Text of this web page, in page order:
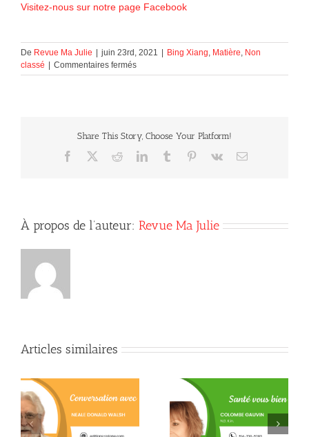
Visitez-nous sur notre page Facebook
De Revue Ma Julie | juin 23rd, 2021 | Bing Xiang, Matière, Non
classé | Commentaires ferméssur
LA
Share This Story, Choose Your Platform!
Facebook RedditLinkedInTumblr Pinterest
Vk Courriel
À propos de l’auteur: Revue Ma Julie
Articles similaires
La L-théanine contre le
Quand la conscience